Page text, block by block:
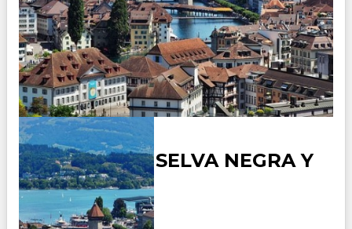
ALEMANIA - SELVA NEGRA Y
ALSACIA